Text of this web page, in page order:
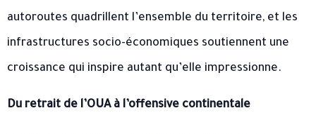
autoroutes quadrillent l’ensemble du territoire, et les
infrastructures socio-économiques soutiennent une
croissance qui inspire autant qu’elle impressionne.
Du retrait de l’OUA à l’offensive continentale